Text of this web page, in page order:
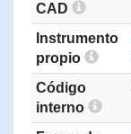
CAD
Instrumento
propio
Código
interno